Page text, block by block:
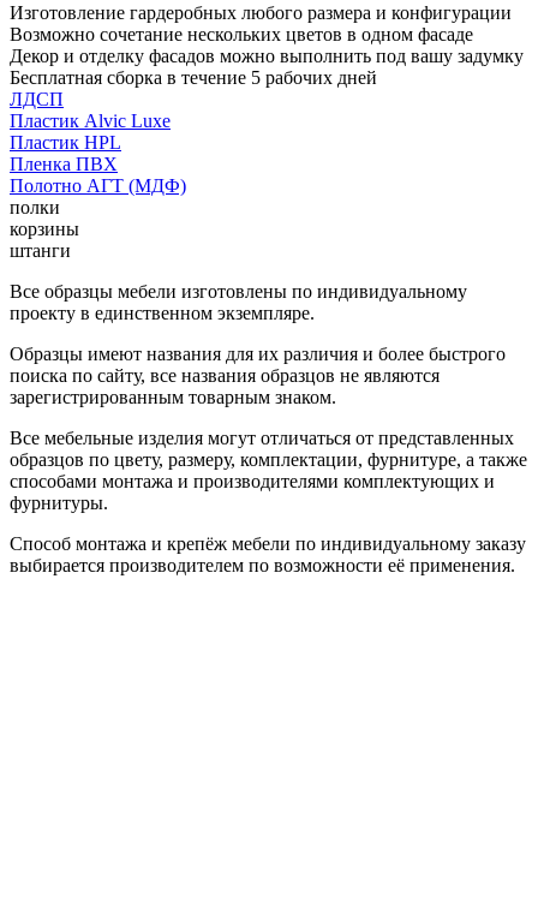
Изготовление гардеробных любого размера и конфигурации
Возможно сочетание нескольких цветов в одном фасаде
Декор и отделку фасадов можно выполнить под вашу задумку
Бесплатная сборка в течение 5 рабочих дней
ЛДСП
Пластик Alvic Luxe
Пластик HPL
Пленка ПВХ
Полотно АГТ (МДФ)
полки
корзины
штанги
Все образцы мебели изготовлены по индивидуальному
проекту в единственном экземпляре.
Образцы имеют названия для их различия и более быстрого
поиска по сайту, все названия образцов не являются
зарегистрированным товарным знаком.
Все мебельные изделия могут отличаться от представленных
образцов по цвету, размеру, комплектации, фурнитуре, а также
способами монтажа и производителями комплектующих и
фурнитуры.
Способ монтажа и крепёж мебели по индивидуальному заказу
выбирается производителем по возможности её применения.